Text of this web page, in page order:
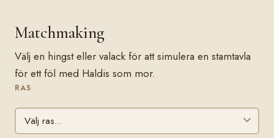
Matchmaking
Välj en hingst eller valack för att simulera en stamtavla
för ett föl med Haldis som mor.
RAS